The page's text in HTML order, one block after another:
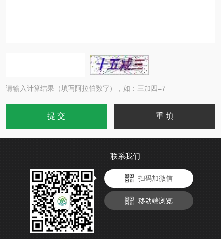
请输入计算结果（填写阿拉伯数字），如：三加四=7
联系我们
扫码加微信
移动端浏览